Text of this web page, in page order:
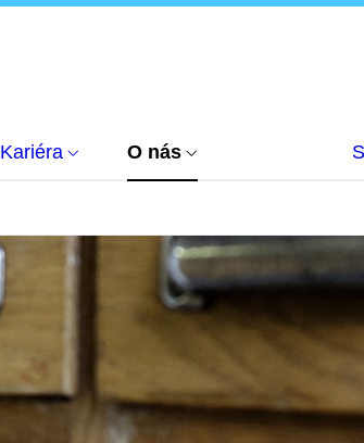
Kariéra O nás